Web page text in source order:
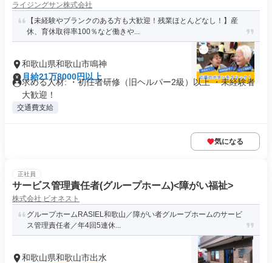
ライジングサン株式会社
【未経験やブランクのある方も大歓迎！残業ほとんどなし！】産
休、育休取得率100％など働きや...
和歌山県和歌山市鳴神
月給21万8000円以上
求める人材: ・初任者研修（旧ヘルパー2級）以上 ・未経験者
大歓迎！
交通費支給
気になる
正社員
サービス管理責任者(グループホーム)<障がい福祉>
株式会社 ビオネスト
グループホームRASIEL和歌山／障がい者グループホームのサービ
ス管理責任者／年4回5連休...
和歌山県和歌山市出水